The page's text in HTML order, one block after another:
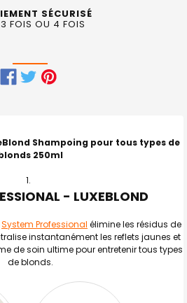
SÉCURISÉ
FOIS OU 4 FOIS
Shampoing pour tous types de
250ml
- LUXEBLOND
System Professional élimine les résidus de
instantanément les reflets jaunes et
de soin ultime pour entretenir tous types
de blonds.